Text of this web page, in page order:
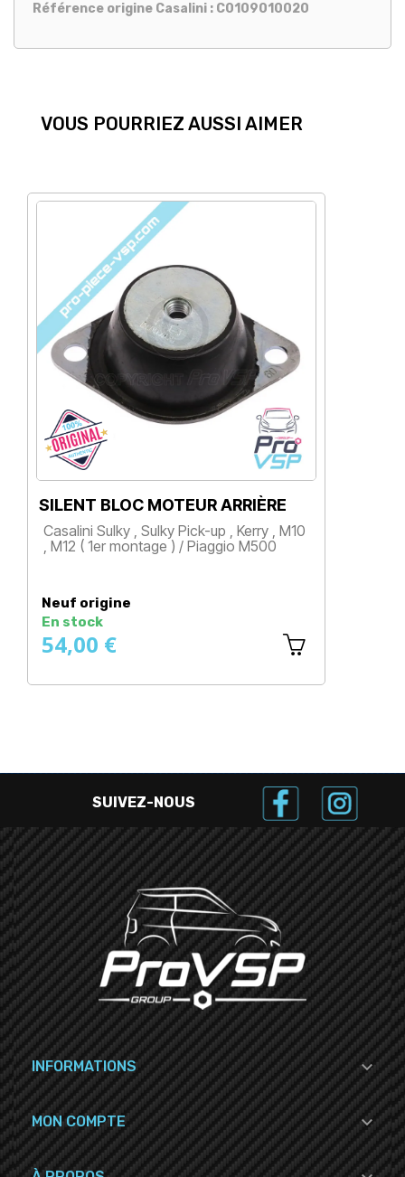
Référence origine Casalini : C0109010020
VOUS POURRIEZ AUSSI AIMER
SILENT BLOC MOTEUR ARRIÈRE
Casalini Sulky , Sulky Pick-up , Kerry , M10
, M12 ( 1er montage ) / Piaggio M500
Neuf origine
En stock
54,00 €
SUIVEZ-NOUS
INFORMATIONS 
MON COMPTE 